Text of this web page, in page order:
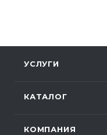
УСЛУГИ
КАТАЛОГ
КОМПАНИЯ